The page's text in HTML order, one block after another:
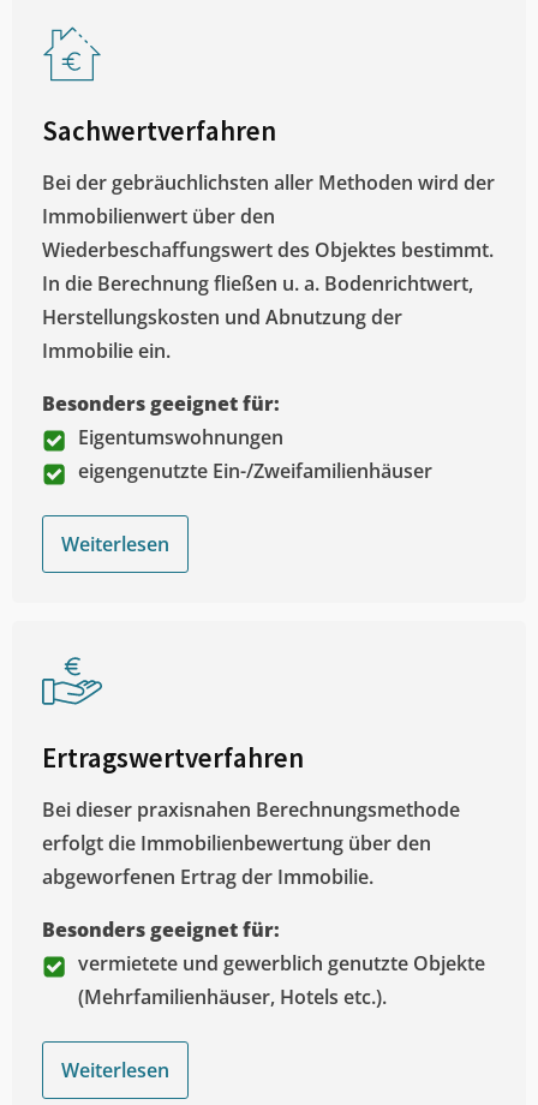
Sachwertverfahren
Bei der gebräuchlichsten aller Methoden wird der
Immobilienwert über den
Wiederbeschaffungswert des Objektes bestimmt.
In die Berechnung fließen u. a. Bodenrichtwert,
Herstellungskosten und Abnutzung der
Immobilie ein.
Besonders geeignet für:
Eigentumswohnungen
eigengenutzte Ein-/Zweifamilienhäuser
Weiterlesen
Ertragswertverfahren
Bei dieser praxisnahen Berechnungsmethode
erfolgt die Immobilienbewertung über den
abgeworfenen Ertrag der Immobilie.
Besonders geeignet für:
vermietete und gewerblich genutzte Objekte
(Mehrfamilienhäuser, Hotels etc.).
Weiterlesen